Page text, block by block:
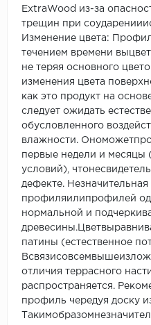
ExtraWood из-за
трещин при
Изменение цвета:
течением времени
не теряя основного
изменения цвета
как это продукт на
следует ожидать
обусловленного
влажности.
первые недели и месяцы
условий),
дефекте.
профиляилипрофилей
нормальной и
патины (естественное
отличия террасного
распространяется.
профиль чередуя доску